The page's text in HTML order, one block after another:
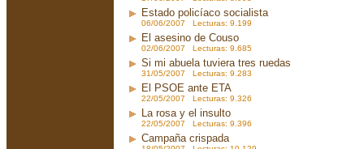
Estado policíaco socialista
06/06/2007 Lecturas: 9.199
El asesino de Couso
02/06/2007 Lecturas: 9.685
Si mi abuela tuviera tres ruedas
31/05/2007 Lecturas: 9.283
El PSOE ante ETA
22/05/2007 Lecturas: 9.326
La rosa y el insulto
22/05/2007 Lecturas: 9.396
Campaña crispada